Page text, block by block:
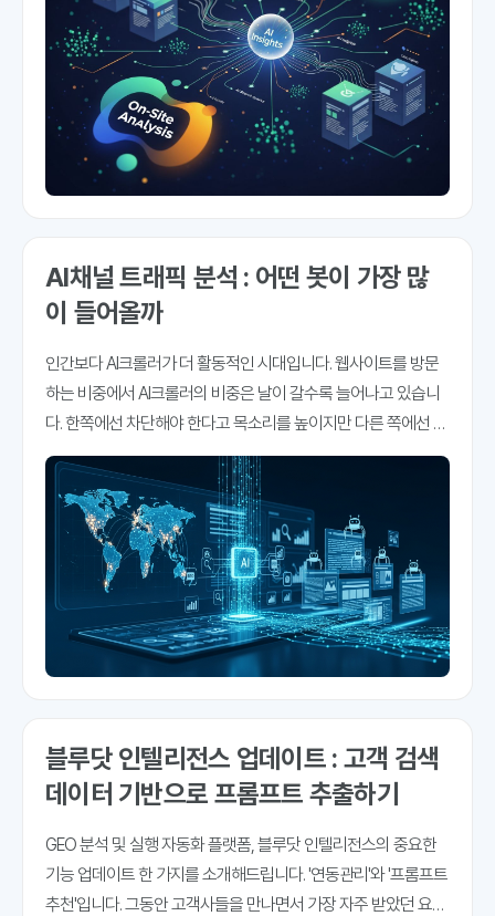
AI채널 트래픽 분석 : 어떤 봇이 가장 많
이 들어올까
인간보다 AI크롤러가 더 활동적인 시대입니다. 웹사이트를 방문
하는 비중에서 AI크롤러의 비중은 날이 갈수록 늘어나고 있습니
다. 한쪽에선 차단해야 한다고 목소리를 높이지만 다른 쪽에선 이
들의 방문을 유도하기 위해 애쓰고 있습니다. 그래야 가시성이나
인용률이 높아지기 때문입니다. 블루닷에이아이는 'AI채널'을 강
조하고 있습니다. AI채널은 AI검색 내에서 브랜드의
블루닷 인텔리전스 업데이트 : 고객 검색
데이터 기반으로 프롬프트 추출하기
GEO 분석 및 실행 자동화 플랫폼, 블루닷 인텔리전스의 중요한
기능 업데이트 한 가지를 소개해드립니다. '연동관리'와 '프롬프트
추천'입니다. 그동안 고객사들을 만나면서 가장 자주 받았던 요청